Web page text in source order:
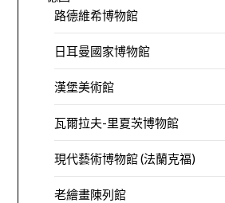
路德維希博物館
日耳曼國家博物館
漢堡美術館
瓦爾拉夫-里夏茨博物館
現代藝術博物館 (法蘭克福)
老繪畫陳列館